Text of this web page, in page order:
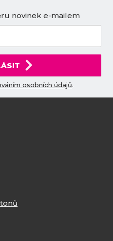
novinek e-mailem
osobních údajů.